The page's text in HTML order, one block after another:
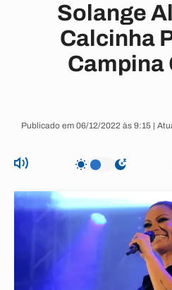
Solange
Calcinha
Campina
Publicado em 06/12/2022 às 9:15 |